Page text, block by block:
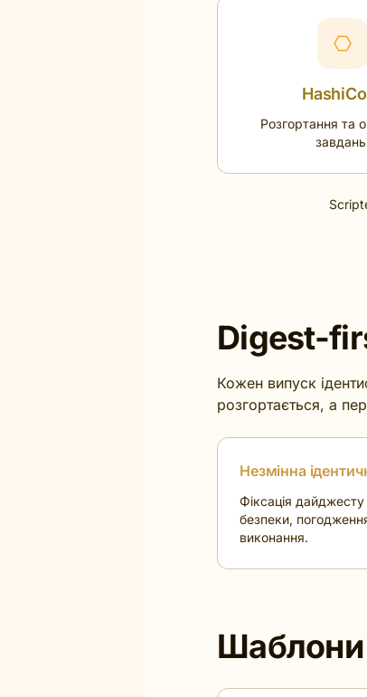
Розгортання та
Digest-
Кожен випуск
розгортається, а
Незмінна
Фіксація
безпеки,
виконання.
Шаблони